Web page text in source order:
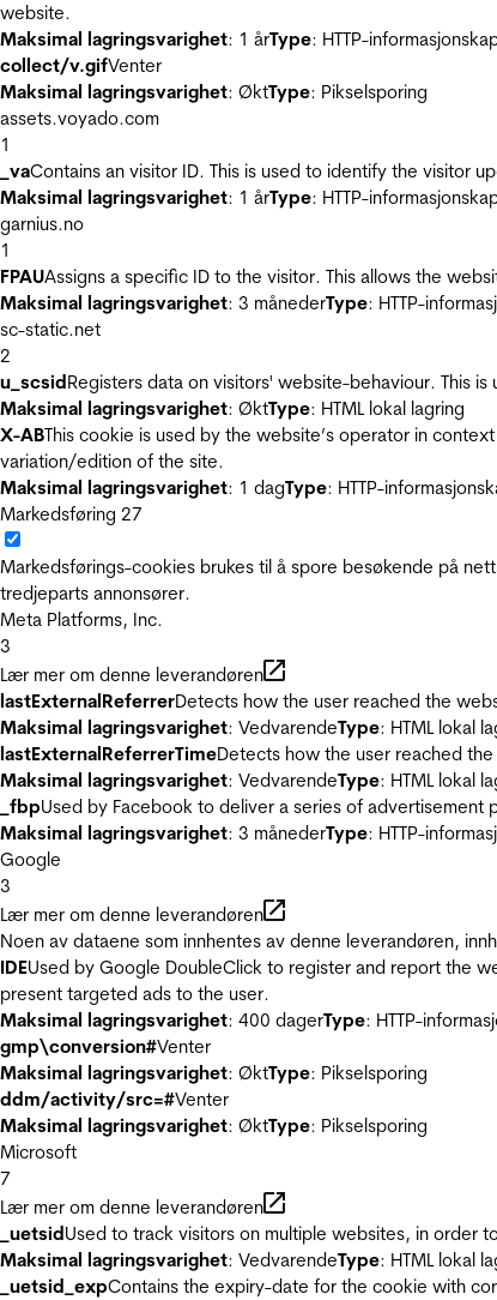
website.
Maksimal lagringsvarighet: 1 årType: HTTP-
collect/v.gifVenter
Maksimal lagringsvarighet: ØktType: Pikselsporing
assets.voyado.com
1
_vaContains an visitor ID. This is used to identify the visitor
Maksimal lagringsvarighet: 1 årType: HTTP-
garnius.no
1
FPAUAssigns a specific ID to the visitor. This allows the
Maksimal lagringsvarighet: 3 månederType: HTTP-
sc-static.net
2
u_scsidRegisters data on visitors' website-behaviour. This
Maksimal lagringsvarighet: ØktType: HTML lokal lagring
X-ABThis cookie is used by the website’s operator in
variation/edition of the site.
Maksimal lagringsvarighet: 1 dagType: HTTP-
Markedsføring 27
Markedsførings-cookies brukes til å spore besøkende på
tredjeparts annonsører.
Meta Platforms, Inc.
3
Lær mer om denne leverandøren
lastExternalReferrerDetects how the user reached the
Maksimal lagringsvarighet: VedvarendeType: HTML lokal
lastExternalReferrerTimeDetects how the user reached
Maksimal lagringsvarighet: VedvarendeType: HTML lokal
_fbpUsed by Facebook to deliver a series of
Maksimal lagringsvarighet: 3 månederType: HTTP-
Google
3
Lær mer om denne leverandøren
Noen av dataene som innhentes av denne leverandøren,
IDEUsed by Google DoubleClick to register and report the
present targeted ads to the user.
Maksimal lagringsvarighet: 400 dagerType: HTTP-
gmp\conversion#Venter
Maksimal lagringsvarighet: ØktType: Pikselsporing
ddm/activity/src=#Venter
Maksimal lagringsvarighet: ØktType: Pikselsporing
Microsoft
7
Lær mer om denne leverandøren
_uetsidUsed to track visitors on multiple websites, in order
Maksimal lagringsvarighet: VedvarendeType: HTML lokal
_uetsid_expContains the expiry-date for the cookie with